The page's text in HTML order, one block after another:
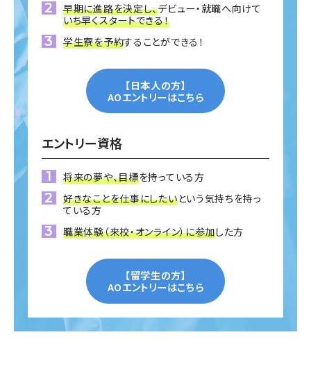
早期に進路を決定し、デビュー・就職へ向けて
いち早くスタートできる！
学生寮を予約することができる！
【日本人の方】
AOエントリーはこちら
エントリー資格
将来の夢や、目標を持っている方
好きなことを仕事にしたいという気持ちを持っ
ている方
職業体験（来校・オンライン）に参加した方
【留学生の方】
AOエントリーはこちら